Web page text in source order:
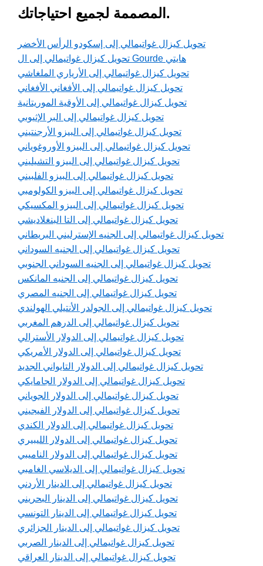
المصممة لجميع احتياجاتك.
تحويل كيزال غواتيمالي إلى إسكودو الرأس الأخضر
تحويل كيزال غواتيمالي إلى ال Gourde هايتي
تحويل كيزال غواتيمالي إلى الأرياري الملغاشي
تحويل كيزال غواتيمالي إلى الأفغاني الأفغاني
تحويل كيزال غواتيمالي إلى الأوقية الموريتانية
تحويل كيزال غواتيمالي إلى البر الإثيوبي
تحويل كيزال غواتيمالي إلى البيزو الأرجنتيني
تحويل كيزال غواتيمالي إلى البيزو الأوروغوياني
تحويل كيزال غواتيمالي إلى البيزو التشيليني
تحويل كيزال غواتيمالي إلى البيزو الفلبيني
تحويل كيزال غواتيمالي إلى البيزو الكولومبي
تحويل كيزال غواتيمالي إلى البيزو المكسيكي
تحويل كيزال غواتيمالي إلى التا البنغلاديشي
تحويل كيزال غواتيمالي إلى الجنيه الإسترليني البريطاني
تحويل كيزال غواتيمالي إلى الجنيه السوداني
تحويل كيزال غواتيمالي إلى الجنيه السوداني الجنوبي
تحويل كيزال غواتيمالي إلى الجنيه المانكس
تحويل كيزال غواتيمالي إلى الجنيه المصري
تحويل كيزال غواتيمالي إلى الجولدر الأنتيلي الهولندي
تحويل كيزال غواتيمالي إلى الدرهم المغربي
تحويل كيزال غواتيمالي إلى الدولار الأسترالي
تحويل كيزال غواتيمالي إلى الدولار الأمريكي
تحويل كيزال غواتيمالي إلى الدولار التايواني الجديد
تحويل كيزال غواتيمالي إلى الدولار الجامايكي
تحويل كيزال غواتيمالي إلى الدولار الجوياني
تحويل كيزال غواتيمالي إلى الدولار الفيجيني
تحويل كيزال غواتيمالي إلى الدولار الكندي
تحويل كيزال غواتيمالي إلى الدولار الليبيري
تحويل كيزال غواتيمالي إلى الدولار الناميبي
تحويل كيزال غواتيمالي إلى الديلاسي الغامبي
تحويل كيزال غواتيمالي إلى الدينار الأردني
تحويل كيزال غواتيمالي إلى الدينار البحريني
تحويل كيزال غواتيمالي إلى الدينار التونسي
تحويل كيزال غواتيمالي إلى الدينار الجزائري
تحويل كيزال غواتيمالي إلى الدينار الصربي
تحويل كيزال غواتيمالي إلى الدينار العراقي